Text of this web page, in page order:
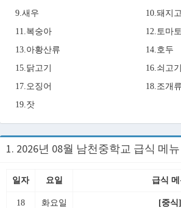
9.새우
10.돼지고
11.복숭아
12.토마토
13.아황산류
14.호두
15.닭고기
16.쇠고기
17.오징어
18.조개
19.잣
1. 2026년 08월 남천중학교 급식 메
일자 요일 급식
18 화요일
[중식]